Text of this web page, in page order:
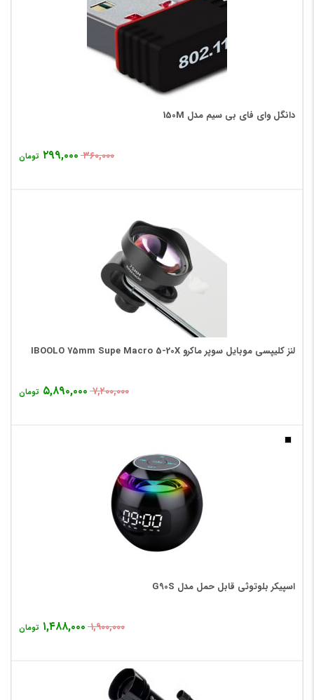
دانگل وای فای بی سیم مدل 150M
۳۶۰,۰۰۰ ۲۹۹,۰۰۰ تومان
لنز کلیپسی موبایل سوپر ماکرو IBOOLO 75mm Supe Macro 5-20X
۷,۲۰۰,۰۰۰ ۵,۸۹۰,۰۰۰ تومان
اسپیکر بلوتوثی قابل حمل مدل G90S
۱,۹۰۰,۰۰۰ ۱,۴۸۸,۰۰۰ تومان